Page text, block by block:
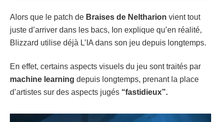
Alors que le patch de Braises de Neltharion vient tout
juste d’arriver dans les bacs, Ion explique qu’en réalité,
Blizzard utilise déjà L’IA dans son jeu depuis longtemps.
En effet, certains aspects visuels du jeu sont traités par
machine learning depuis longtemps, prenant la place
d’artistes sur des aspects jugés “fastidieux”.